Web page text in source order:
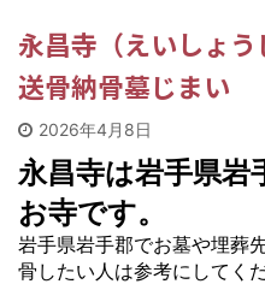
永昌寺（えいしょ
送骨納骨墓じまい
2026年4月8日
永昌寺は岩手県岩
お寺です。
岩手県岩手郡でお墓や埋葬
骨したい人は参考にしてくだ